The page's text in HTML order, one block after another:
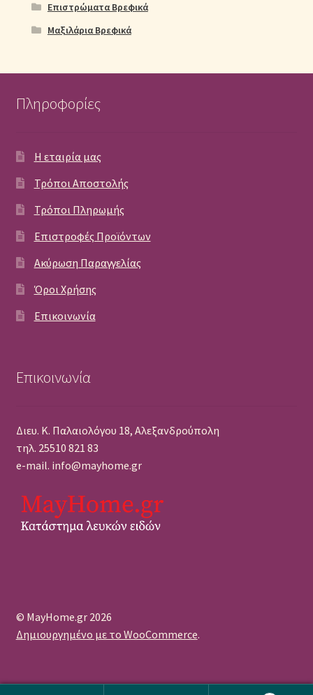
Επιστρώματα Βρεφικά
Μαξιλάρια Βρεφικά
Πληροφορίες
Η εταιρία μας
Τρόποι Αποστολής
Τρόποι Πληρωμής
Επιστροφές Προϊόντων
Ακύρωση Παραγγελίας
Όροι Χρήσης
Επικοινωνία
Επικοινωνία
Διευ. Κ. Παλαιολόγου 18, Αλεξανδρούπολη
τηλ. 25510 821 83
e-mail. info@mayhome.gr
© MayHome.gr 2026
Δημιουργημένο με το WooCommerce.